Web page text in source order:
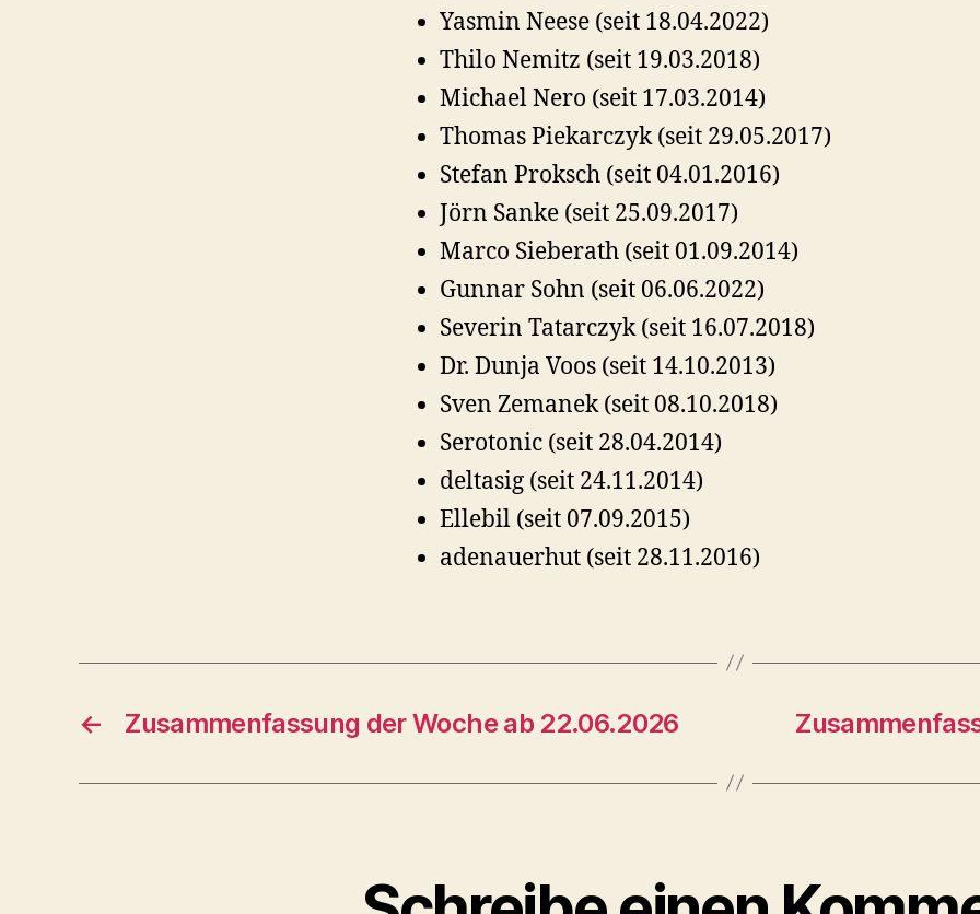
Yasmin Neese (seit 18.04.2022)
Thilo Nemitz (seit 19.03.2018)
Michael Nero (seit 17.03.2014)
Thomas Piekarczyk (seit 29.05.2017)
Stefan Proksch (seit 04.01.2016)
Jörn Sanke (seit 25.09.2017)
Marco Sieberath (seit 01.09.2014)
Gunnar Sohn (seit 06.06.2022)
Severin Tatarczyk (seit 16.07.2018)
Dr. Dunja Voos (seit 14.10.2013)
Sven Zemanek (seit 08.10.2018)
Serotonic (seit 28.04.2014)
deltasig (seit 24.11.2014)
Ellebil (seit 07.09.2015)
adenauerhut (seit 28.11.2016)
← Zusammenfassung der Woche ab 22.06.2026